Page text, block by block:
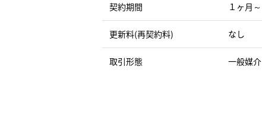
契約期間 １ヶ月～
更新料(再契約料) なし
取引形態 一般媒介